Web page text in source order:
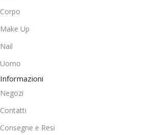
Corpo
Make Up
Nail
Uomo
Informazioni
Negozi
Contatti
Consegne e Resi